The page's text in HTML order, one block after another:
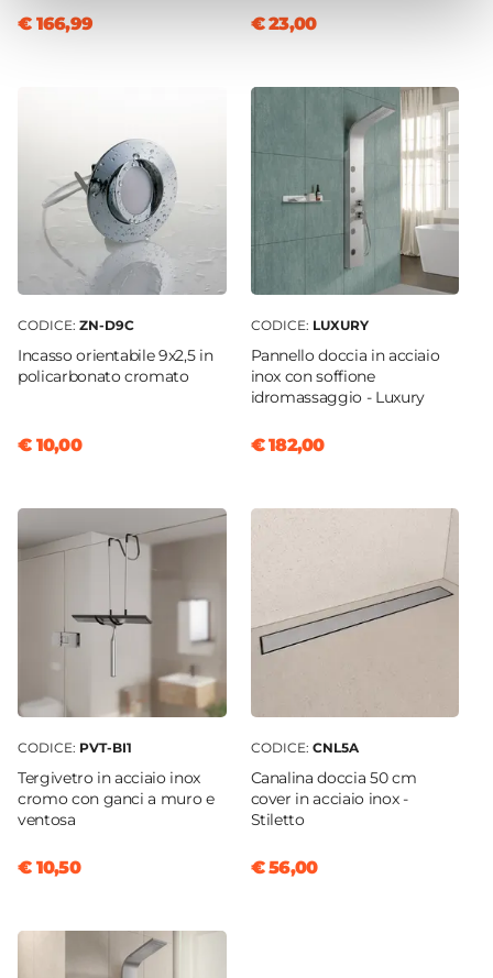
€ 166,99 € 23,00
CODICE: ZN-D9C
Incasso orientabile 9x2,5 in
policarbonato cromato
€ 10,00
CODICE: LUXURY
Pannello doccia in acciaio
inox con soffione
idromassaggio - Luxury
€ 182,00
CODICE: PVT-BI1
Tergivetro in acciaio inox
cromo con ganci a muro e
ventosa
€ 10,50
CODICE: CNL5A
Canalina doccia 50 cm
cover in acciaio inox -
Stiletto
€ 56,00